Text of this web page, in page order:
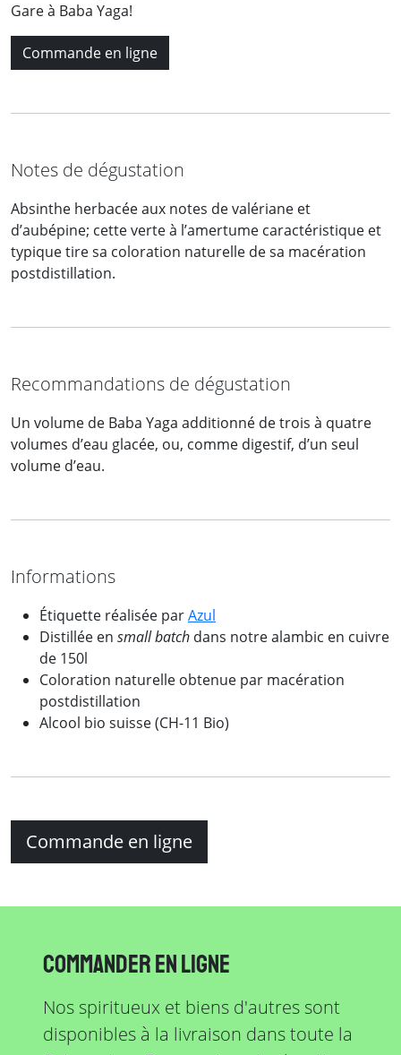
Gare à Baba Yaga!
Commande en ligne
Notes de dégustation
Absinthe herbacée aux notes de valériane et
d’aubépine; cette verte à l’amertume caractéristique et
typique tire sa coloration naturelle de sa macération
postdistillation.
Recommandations de dégustation
Un volume de Baba Yaga additionné de trois à quatre
volumes d’eau glacée, ou, comme digestif, d’un seul
volume d’eau.
Informations
Étiquette réalisée parAzul
Distillée en small batch dans notre alambic en cuivre
de 150l
Coloration naturelle obtenue par macération
postdistillation
Alcool bio suisse (CH-11 Bio)
Commande en ligne
Commander en ligne
Nos spiritueux et biens d'autres sont
disponibles à la livraison dans toute la